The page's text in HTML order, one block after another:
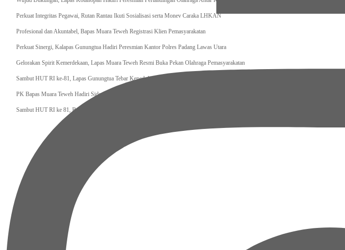
Perkuat Integritas Pegawai, Rutan Rantau Ikuti Sosialisasi serta Monev Caraka LHKAN
‎Profesional dan Akuntabel, Bapas Muara Teweh Registrasi Klien Pemasyarakatan
Perkuat Sinergi, Kalapas Gunungtua Hadiri Peresmian Kantor Polres Padang Lawas Utara
Gelorakan Spirit Kemerdekaan, Lapas Muara Teweh Resmi Buka Pekan Olahraga Pemasyarakatan
Sambut HUT RI ke-81, Lapas Gunungtua Tebar Kepedulian Lewat Bansos
‎PK Bapas Muara Teweh Hadiri Sidang TPP di Lapas Muara Teweh Bersama Kanwil Ditjenpas Kalteng
‎Sambut HUT RI ke 81, Bapas Muara Teweh Gelar Bakti Sosial ke Panti Asuhan